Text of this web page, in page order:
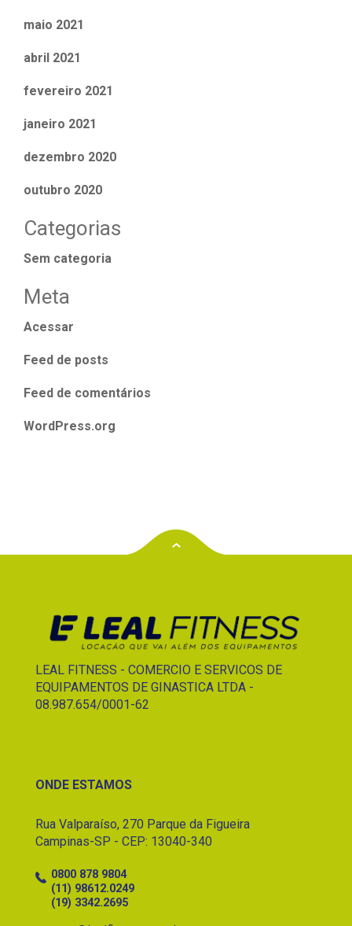
maio 2021
abril 2021
fevereiro 2021
janeiro 2021
dezembro 2020
outubro 2020
Categorias
Sem categoria
Meta
Acessar
Feed de posts
Feed de comentários
WordPress.org
LEAL FITNESS - COMERCIO E SERVICOS DE
EQUIPAMENTOS DE GINASTICA LTDA -
08.987.654/0001-62
ONDE ESTAMOS
Rua Valparaíso, 270 Parque da Figueira
Campinas-SP - CEP: 13040-340